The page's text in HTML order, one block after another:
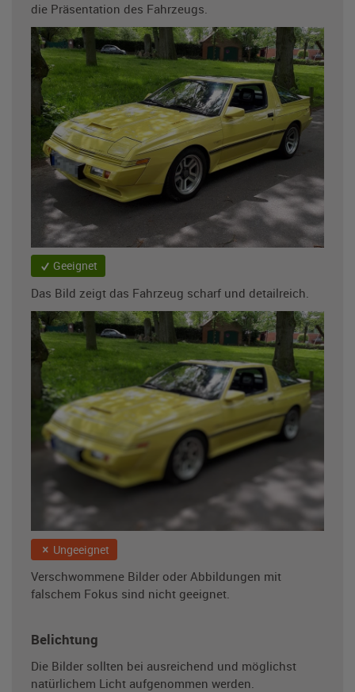
die Präsentation des Fahrzeugs.
Geeignet
Das Bild zeigt das Fahrzeug scharf und detailreich.
Ungeeignet
Verschwommene Bilder oder Abbildungen mit
falschem Fokus sind nicht geeignet.
Belichtung
Die Bilder sollten bei ausreichend und möglichst
natürlichem Licht aufgenommen werden.